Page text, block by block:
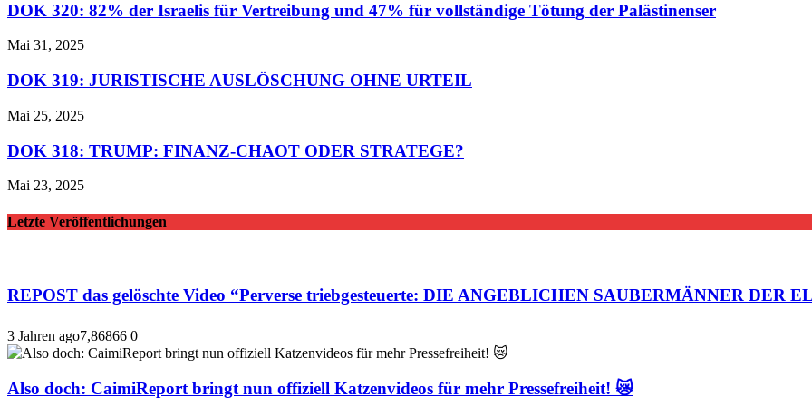
DOK 320: 82% der Israelis für Vertreibung und 47% für vollständige Tötung der Palästinenser
Mai 31, 2025
DOK 319: JURISTISCHE AUSLÖSCHUNG OHNE URTEIL
Mai 25, 2025
DOK 318: TRUMP: FINANZ-CHAOT ODER STRATEGE?
Mai 23, 2025
Letzte Veröffentlichungen
REPOST das gelöschte Video “Perverse triebgesteuerte: DIE ANGEBLICHEN SAUBERMÄNNER DER
3 Jahren ago7,86866 0
Also doch: CaimiReport bringt nun offiziell Katzenvideos für mehr Pressefreiheit! 😿